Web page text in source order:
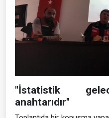
"İstatistik
anahtarıdır"